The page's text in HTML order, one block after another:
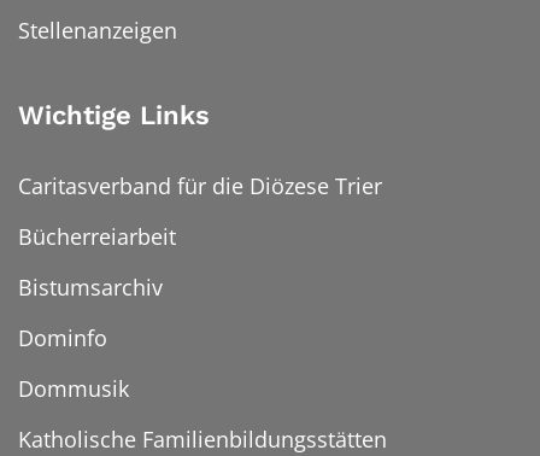
Stellenanzeigen
Wichtige Links
Caritasverband für die Diözese Trier
Bücherreiarbeit
Bistumsarchiv
Dominfo
Dommusik
Katholische Familienbildungsstätten